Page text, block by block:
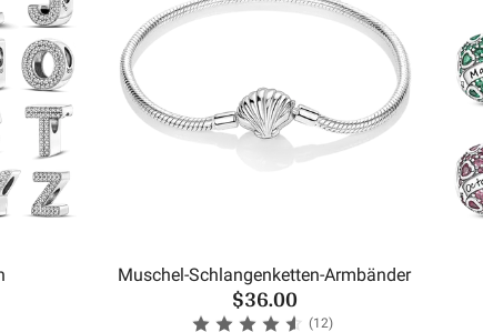
Muschel-Schlangenketten-Armbänder
$36.00
(12)